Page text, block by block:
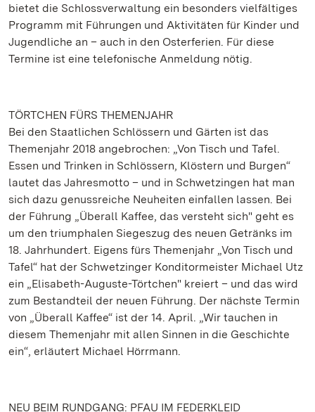
bietet die Schlossverwaltung ein besonders vielfältiges
Programm mit Führungen und Aktivitäten für Kinder und
Jugendliche an – auch in den Osterferien. Für diese
Termine ist eine telefonische Anmeldung nötig.
TÖRTCHEN FÜRS THEMENJAHR
Bei den Staatlichen Schlössern und Gärten ist das
Themenjahr 2018 angebrochen: „Von Tisch und Tafel.
Essen und Trinken in Schlössern, Klöstern und Burgen“
lautet das Jahresmotto – und in Schwetzingen hat man
sich dazu genussreiche Neuheiten einfallen lassen. Bei
der Führung „Überall Kaffee, das versteht sich" geht es
um den triumphalen Siegeszug des neuen Getränks im
18. Jahrhundert. Eigens fürs Themenjahr „Von Tisch und
Tafel“ hat der Schwetzinger Konditormeister Michael Utz
ein „Elisabeth-Auguste-Törtchen" kreiert – und das wird
zum Bestandteil der neuen Führung. Der nächste Termin
von „Überall Kaffee“ ist der 14. April. „Wir tauchen in
diesem Themenjahr mit allen Sinnen in die Geschichte
ein“, erläutert Michael Hörrmann.
NEU BEIM RUNDGANG: PFAU IM FEDERKLEID